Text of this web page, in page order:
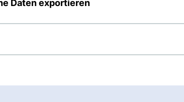
Daten exportieren